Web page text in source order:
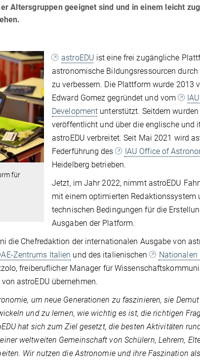
Altersgruppen geeignet sind und in einem leicht
für
astroEDU ist eine frei zugängliche
astronomische Bildungsressourcen
zu verbessern. Die Plattform wurde 2013
Edward Gomez gegründet und vom
Development unterstützt. Seitdem
veröffentlicht und über die englische und
astroEDU verbreitet. Seit Mai 2021 wird
Federführung des
IAU Office of
Heidelberg betrieben.
Jetzt, im Jahr 2022, nimmt astroEDU
mit einem optimierten Redaktionssystem
technischen Bedingungen für die
Ausgaben der Platform.
die Chefredaktion der internationalen Ausgabe von
Zentrums Italien und des italienischen
freiberuflicher Manager für
astroEDU übernehmen.
um neue Generationen zu faszinieren, sie
und zu lernen, wie wichtig es ist, die richtigen
hat sich zum Ziel gesetzt, die besten Aktivitäten
weltweiten Gemeinschaft von Schülern, Lehrern,
Wir nutzen die Astronomie und ihre Faszination